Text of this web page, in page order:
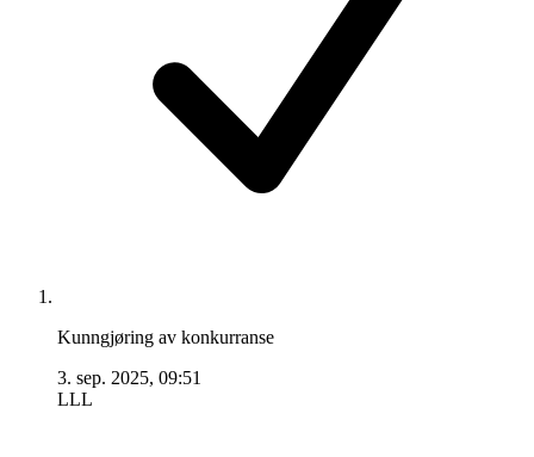
Kunngjøring av konkurranse
3. sep. 2025, 09:51
LLL